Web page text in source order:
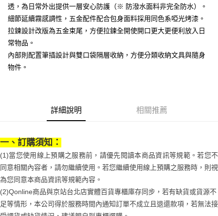
2.基於同意付款使用「大哥付你分期」之契約關係目的，商店將以您的個人
資料（包含姓名、電話或地址）提供予台灣大哥大進項蒐集、處理及利用，
由本公司與您本人進行分期帳單所需資料之確認、核對及更正。
3.完整用戶服務條款，請詳閱以下連結：https://oppay.tw/userRule
後付繳納相關費用。
是否繳費成功／繳費後需取消欲退款等相關疑問，請聯繫「AFTEE先享後付
客戶支援中心」https://netprotections.freshdesk.com/support/home
【注意事項】
１．透過由恩沛科技股份有限公司提供之「AFTEE先享後付」服務完成之交
易，需依本服務之必要範圍內提供個人資料，並將交易相關給付款項請求債
「AFTEE先享後付」，若未經同意申辦者引起之損失，本公司不負相關責
時審查核予不同之上限額度；若仍有額度不足之情形，本公司將視審查結果
請求用戶進行身份認證。
５．嚴禁一人註冊多個帳號或使用他人資訊註冊。若發現惡意使用之情形，
京站台北店客服中心(1F星巴克旁) 即日起不提供京站紙袋，取件時
請自備購物袋，若需購買紙袋可現場詢問
免運費
透，為日常外出提供一層安心防護（※ 防潑水面料非完全防水）。
細節延續霧感調性，五金配件配合包身面料採用同色系啞光烤漆。
拉鍊設計改版為五金束尾，方便拉鍊全開使開口更大更便利放入日
常物品。
內部則配置筆插設計與雙口袋隔層收納，方便分類收納文具與隨身
物件。
詳細說明 相關推薦
一、訂購須知：
(1)當您使用線上預購之服務前，請優先閱讀本商品資訊等規範。若您不
同意相關內容者，請勿繼續使用。若您繼續使用線上預購之服務時，則視
為您同意本商品資訊等規範內容。
(2)Qonline商品與京站台北店實體百貨專櫃庫存同步，若有缺貨或貨源不
足等情形，本公司得於服務時間內通知訂單不成立且退還款項，若無法接